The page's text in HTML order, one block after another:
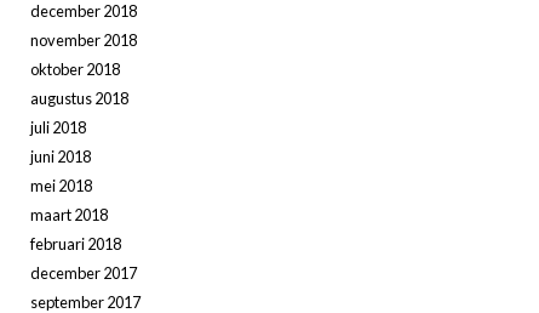
december 2018
november 2018
oktober 2018
augustus 2018
juli 2018
juni 2018
mei 2018
maart 2018
februari 2018
december 2017
september 2017